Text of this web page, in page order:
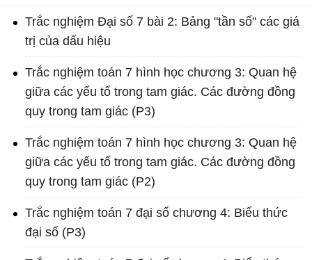
Trắc nghiệm Đại số 7 bài 2: Bảng "tần số" các giá
trị của dấu hiệu
Trắc nghiệm toán 7 hình học chương 3: Quan hệ
giữa các yếu tố trong tam giác. Các đường đồng
quy trong tam giác (P3)
Trắc nghiệm toán 7 hình học chương 3: Quan hệ
giữa các yếu tố trong tam giác. Các đường đồng
quy trong tam giác (P2)
Trắc nghiệm toán 7 đại số chương 4: Biểu thức
đại số (P3)